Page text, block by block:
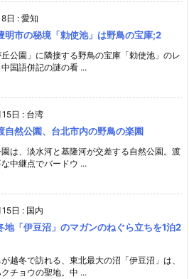
日 : 愛知
明市の秘境「勅使池」は野鳥の宝庫;2
丘公園」に隣接する野鳥の宝庫「勅使池」のレ
国語併記の謎の看 ...
日 : 台湾
自然公園、台北市内の野鳥の楽園
は、淡水河と基隆河が交差する自然公園。渡
中継点でバードウ ...
日 : 国内
地「伊豆沼」のマガンのねぐら立ちを1泊2
越冬で訪れる、東北最大の沼「伊豆沼」は、
チョウの聖地。中 ...